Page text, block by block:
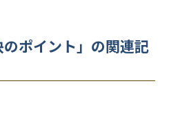
ポイント 」の関連記